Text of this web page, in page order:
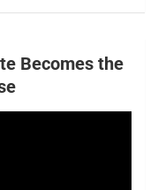
Becomes the